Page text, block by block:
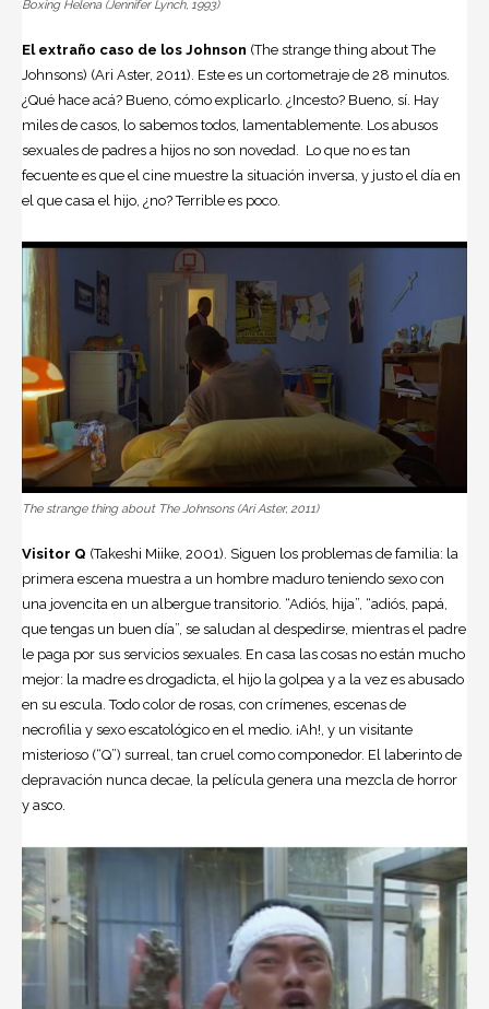
Boxing Helena (Jennifer Lynch, 1993)
El extraño caso de los Johnson (The strange thing about The
Johnsons) (Ari Aster, 2011). Este es un cortometraje de 28 minutos.
¿Qué hace acá? Bueno, cómo explicarlo. ¿Incesto? Bueno, sí. Hay
miles de casos, lo sabemos todos, lamentablemente. Los abusos
sexuales de padres a hijos no son novedad. Lo que no es tan
fecuente es que el cine muestre la situación inversa, y justo el día en
el que casa el hijo, ¿no? Terrible es poco.
The strange thing about The Johnsons (Ari Aster, 2011)
Visitor Q (Takeshi Miike, 2001). Siguen los problemas de familia: la
primera escena muestra a un hombre maduro teniendo sexo con
una jovencita en un albergue transitorio. “Adiós, hija”, “adiós, papá,
que tengas un buen día”, se saludan al despedirse, mientras el padre
le paga por sus servicios sexuales. En casa las cosas no están mucho
mejor: la madre es drogadicta, el hijo la golpea y a la vez es abusado
en su escula. Todo color de rosas, con crímenes, escenas de
necrofilia y sexo escatológico en el medio. ¡Ah!, y un visitante
misterioso (“Q”) surreal, tan cruel como componedor. El laberinto de
depravación nunca decae, la película genera una mezcla de horror
y asco.